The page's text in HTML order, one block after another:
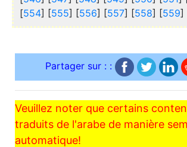
[554] [555] [556] [557] [558] [559]
Partager sur : :
Veuillez noter que certains
traduits de l'arabe de manière
automatique!